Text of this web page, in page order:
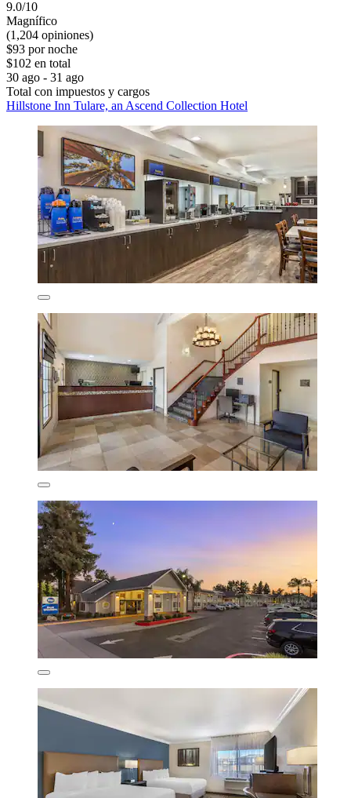
9.0/10
Magnífico
(1,204 opiniones)
$93 por noche
$102 en total
30 ago - 31 ago
Total con impuestos y cargos
Hillstone Inn Tulare, an Ascend Collection Hotel